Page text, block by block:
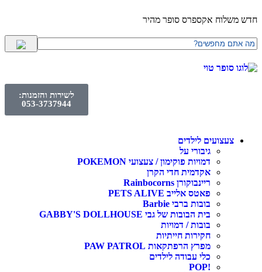
אקספרס סופר מהיר
לשירות והזמנות:
053-3737944
לילדים
גיבורי על
דמויות פוקימון / צעצועי POKEMON
אקדמית חדי הקרן
ריינבוקורן Rainbocorns
פאטס אלייב PETS ALIVE
בובות ברבי Barbie
בית הבובות של גבי GABBY'S DOLLHOUSE
בובות / דמויות
חקירות חייתיות
מפרץ הרפתקאות PAW PATROL
כלי עבודה לילדים